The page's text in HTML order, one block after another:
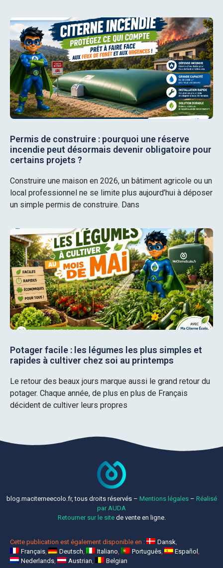
Permis de construire : pourquoi une réserve
incendie peut désormais devenir obligatoire pour
certains projets ?
Construire une maison en 2026, un bâtiment agricole ou un
local professionnel ne se limite plus aujourd’hui à déposer
un simple permis de construire. Dans
Potager facile : les légumes les plus simples et
rapides à cultiver chez soi au printemps
Le retour des beaux jours marque aussi le grand retour du
potager. Chaque année, de plus en plus de Français
décident de cultiver leurs propres
blog.maciterneecolo.fr, tous droits réservés – Mentions légales– Réalisé
par AUDA
Retourner sur le sitede vente en ligne.
Cette publication est également disponible en :
Dansk
Français
Deutsch Italiano Português
Español
Nederlands
Austrian Belgian